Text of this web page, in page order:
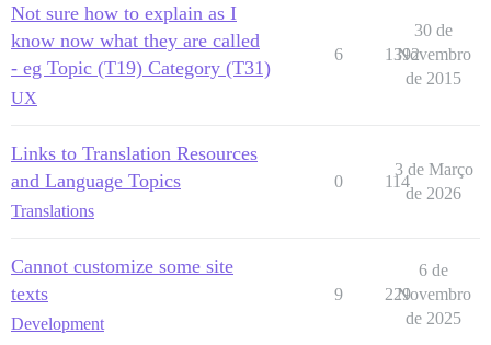
Not sure how to explain as I
know now what they are called
- eg Topic (T19) Category (T31)
UX
6 1392
30 de
Novembro
de 2015
Links to Translation Resources
and Language Topics
Translations
0 114
3 de Março
de 2026
Cannot customize some site
texts
Development
9 229
6 de
Novembro
de 2025